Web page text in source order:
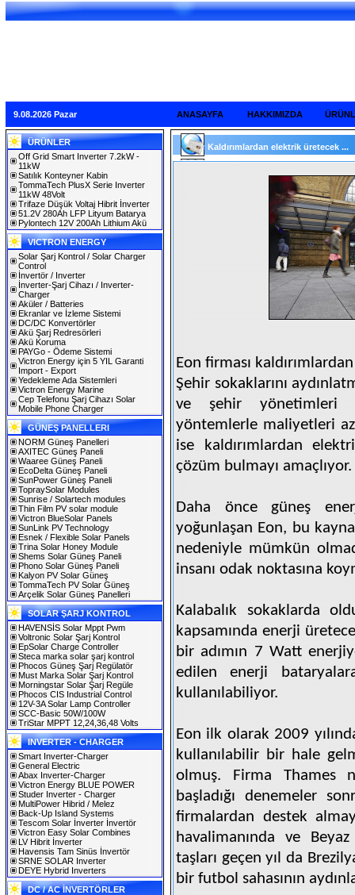
9.08.2026 Pazar ANASAYFA HAKKIMIZDA
ÜRÜNLER
Off Grid Smart Inverter 7.2kW -
11kW
Satılık Konteyner Kabin
TommaTech PlusX Serie Inverter
11kW 48Volt
Trifaze Düşük Voltaj Hibrit İnverter
51.2V 280Ah LFP Lityum Batarya
Pylontech 12V 200Ah Lithium Akü
VICTRON ENERGY
Solar Şarj Kontrol / Solar Charger
Control
İnvertör / Inverter
İnverter-Şarj Cihazı / Inverter-
Charger
Aküler / Batteries
Ekranlar ve İzleme Sistemi
DC/DC Konvertörler
Akü Şarj Redresörleri
Akü Koruma
PAYGo - Ödeme Sistemi
Victron Energy için 5 YIL Garanti
Import - Export
Yedekleme Ada Sistemleri
Victron Energy Marine
Cep Telefonu Şarj Cihazı Solar
Mobile Phone Charger
GÜNEŞ PANELLERI
NORM Güneş Panelleri
AXITEC Güneş Paneli
Waaree Güneş Paneli
EcoDelta Güneş Paneli
SunPower Güneş Paneli
TopraySolar Modules
Sunrise / Solartech modules
Thin Film PV solar module
Victron BlueSolar Panels
SunLink PV Technology
Esnek / Flexible Solar Panels
Trina Solar Honey Module
Shems Solar Güneş Paneli
Phono Solar Güneş Paneli
Kalyon PV Solar Güneş
TommaTech PV Solar Güneş
Arçelik Solar Güneş Panelleri
SOLAR ŞARJ KONTROL
HAVENSİS Solar Mppt Pwm
Voltronic Solar Şarj Kontrol
EpSolar Charge Controller
Steca marka solar şarj kontrol
Phocos Güneş Şarj Regülatör
Must Marka Solar Şarj Kontrol
Morningstar Solar Şarj Regüle
Phocos CIS Industrial Control
12V-3A Solar Lamp Controller
SCC-Basic 50W/100W
TriStar MPPT 12,24,36,48 Volts
INVERTER - CHARGER
Smart Inverter-Charger
General Electric
Abax Inverter-Charger
Victron Energy BLUE POWER
Studer Inverter - Charger
MultiPower Hibrid / Melez
Back-Up Island Systems
Tescom Solar İnverter İnvertör
Victron Easy Solar Combines
LV Hibrit İnverter
Havensis Tam Sinüs İnvertör
SRNE SOLAR Inverter
DEYE Hybrid Inverters
DC / AC İNVERTÖRLER
Kaldırımlardan elektrik üretecek ...
Eon firması
Şehir sokaklarını
ve şehir yönetimleri
yöntemlerle maliyetleri
ise kaldırımlardan
çözüm bulmayı amaçlıyor.
Daha önce güneş
yoğunlaşan Eon, bu
nedeniyle mümkün
insanı odak noktasına
Kalabalık sokaklarda
kapsamında enerji
bir adımın 7 Watt
edilen enerji
kullanılabiliyor.
Eon ilk olarak 2009
kullanılabilir bir hale
olmuş. Firma Thames
başladığı denemeler
firmalardan destek
havalimanında ve
taşları geçen yıl da
bir futbol sahasının